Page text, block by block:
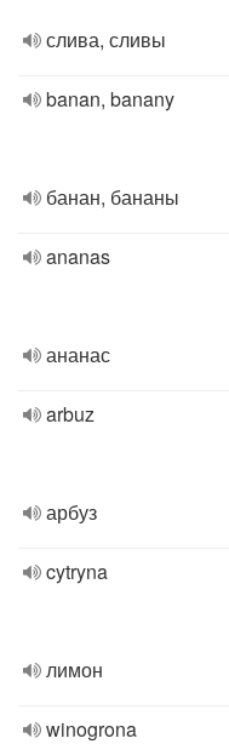
слива, сливы
banan, banany
банан, бананы
ananas
ананас
arbuz
арбуз
cytryna
лимон
winogrona